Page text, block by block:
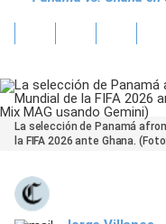
La selección de Panamá
la FIFA 2026 ante Ghana.